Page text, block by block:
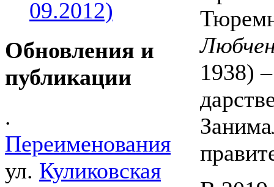
09.2012)
Обновления и
публикации
.
Переименования
ул. Куликовская
1938)